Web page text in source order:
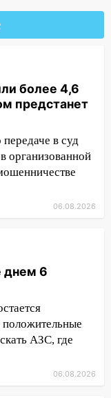
накопил
1 июля
обращение
4
автомобиль
области
утонул
более 4,6
предстанет
передаче в суд
организованной
06.08.2026
днем 6
АЗС, где
06.08.2026